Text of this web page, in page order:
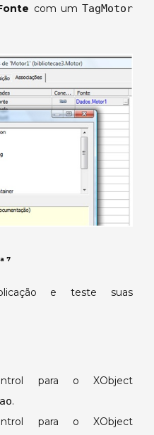
com umTagMotor
7
e teste suas
para o XObject
.
para o XObject